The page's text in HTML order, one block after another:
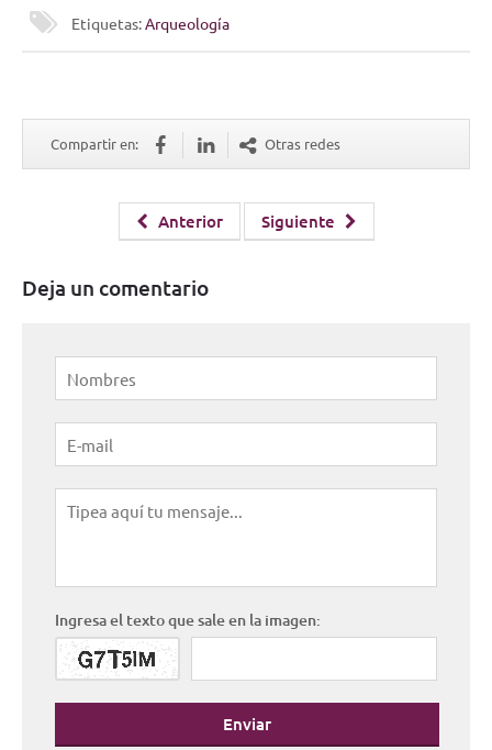
Etiquetas:Arqueología
Compartir en: Otras redes
Anterior Siguiente
Deja un comentario
Ingresa el texto que sale en la imagen:
Enviar